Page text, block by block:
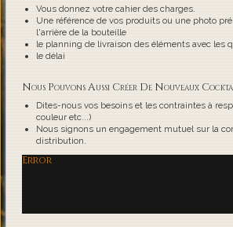
Vous donnez votre cahier des charges.
Une référence de vos produits ou une photo
l'arrière de la bouteille
le planning de livraison des éléments avec les
le délai
Nous Pouvons Aussi Créer De Nouveaux
Dites-nous vos besoins et les contraintes à
couleur etc...)
Nous signons un engagement mutuel sur la
distribution.
Error